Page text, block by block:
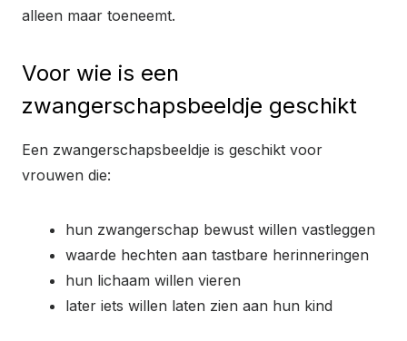
alleen maar toeneemt.
Voor wie is een
zwangerschapsbeeldje geschikt
Een zwangerschapsbeeldje is geschikt voor
vrouwen die:
hun zwangerschap bewust willen vastleggen
waarde hechten aan tastbare herinneringen
hun lichaam willen vieren
later iets willen laten zien aan hun kind